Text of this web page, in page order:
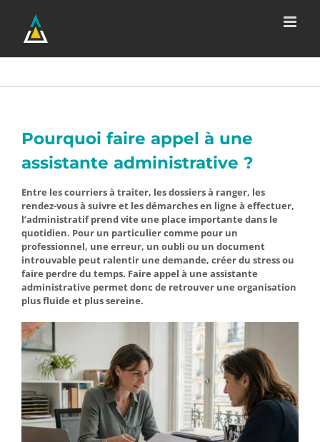
contenu
Pourquoi faire appel à une
assistante administrative ?
Entre les courriers à traiter, les dossiers à ranger, les
rendez-vous à suivre et les démarches en ligne à effectuer,
l’administratif prend vite une place importante dans le
quotidien. Pour un particulier comme pour un
professionnel, une erreur, un oubli ou un document
introuvable peut ralentir une demande, créer du stress ou
faire perdre du temps. Faire appel à une assistante
administrative permet donc de retrouver une organisation
plus fluide et plus sereine.